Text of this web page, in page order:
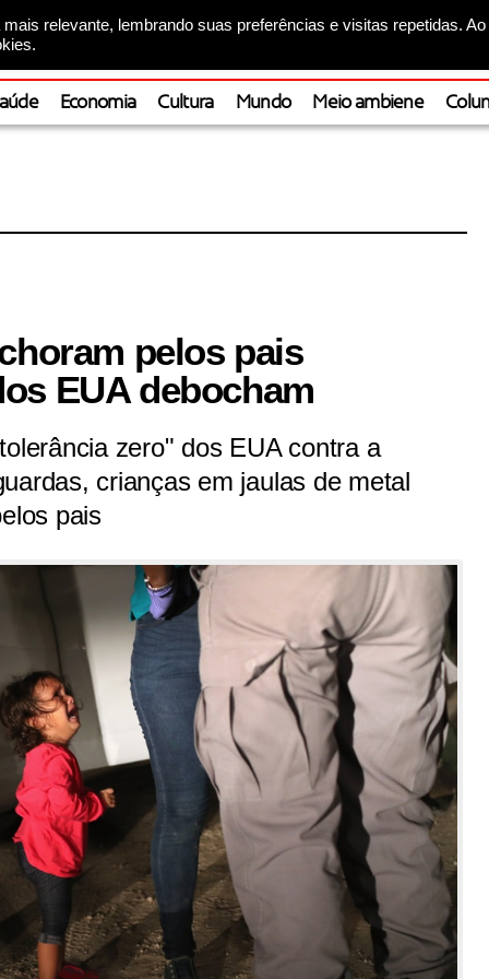
relevante, lembrando suas preferências e visitas repetidas. Ao
Economia Cultura Mundo Meio ambiene
pelos pais
EUA debocham
zero" dos EUA contra a
crianças em jaulas de metal
pais